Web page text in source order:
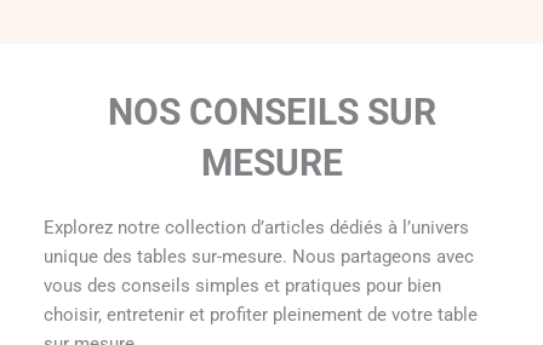
NOS CONSEILS SUR
MESURE
Explorez notre collection d’articles dédiés à l’univers
unique des tables sur-mesure. Nous partageons avec
vous des conseils simples et pratiques pour bien
choisir, entretenir et profiter pleinement de votre table